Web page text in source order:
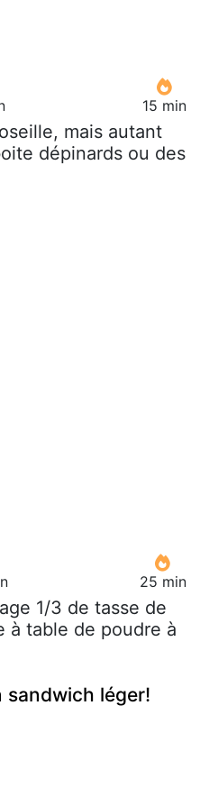
15 min
mais autant
dépinards ou des
25 min
1/3 de tasse de
à table de poudre à
sandwich léger!